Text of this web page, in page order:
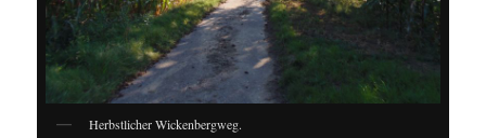
Herbstlicher Wickenbergweg.